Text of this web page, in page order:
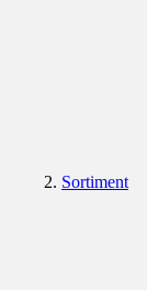
Sortiment